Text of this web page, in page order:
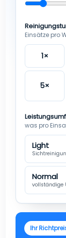
Einsätze pro
1×
5×
was pro
Light
Normal
vollständige
Ihr